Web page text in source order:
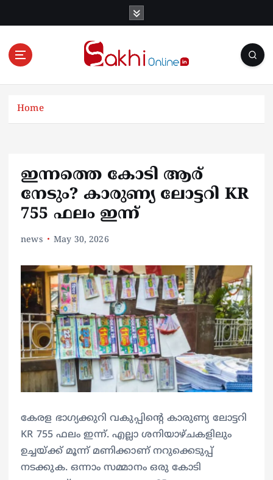
Online News Portal
Home
ഇന്നത്തെ കോടി ആര്
നേടും? കാരുണ്യ ലോട്ടറി KR
755 ഫലം ഇന്ന്
news May 30, 2026
കേരള ഭാഗ്യക്കുറി വകുപ്പിന്റെ കാരുണ്യ ലോട്ടറി
KR 755 ഫലം ഇന്ന്. എല്ലാ ശനിയാഴ്ചകളിലും
ഉച്ചയ്ക്ക് മൂന്ന് മണിക്കാണ് നറുക്കെടുപ്പ്
നടക്കുക. ഒന്നാം സമ്മാനം ഒരു കോടി